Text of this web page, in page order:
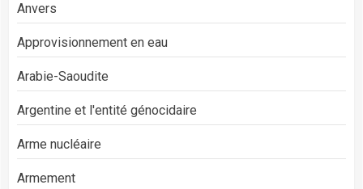
Anvers
Approvisionnement en eau
Arabie-Saoudite
Argentine et l'entité génocidaire
Arme nucléaire
Armement